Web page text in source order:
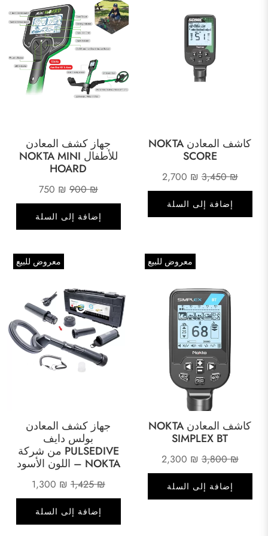
جهاز كشف المعادن
للأطفال NOKTA MINI
HOARD
900₪
السعر
الأصلي
هو:
750 ₪
السعر
الحالي
هو:إضافة إلى السلة
كاشف المعادن NOKTA
SCORE
3,450₪
السعر
الأصلي
هو:
2,700 ₪
السعر
الحالي
إضافة إلى السلة
معروض للبيع
جهاز كشف المعادن
بولس دايف
PULSEDIVE من شركة
NOKTA – اللون الأسود
1,425₪
السعر
الأصلي
هو:
1,300 ₪
الحالي
إضافة إلى السلة
معروض للبيع
كاشف المعادن NOKTA
SIMPLEX BT
3,800₪
السعر
الأصلي
هو:
2,300 ₪
السعر
الحالي
إضافة إلى السلة